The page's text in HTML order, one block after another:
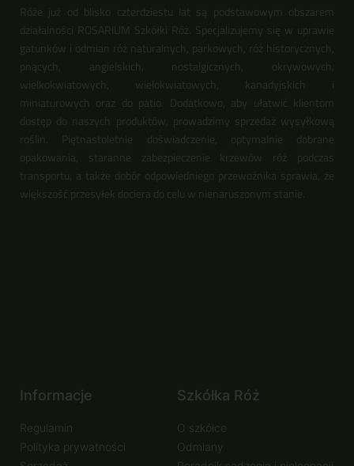
Róże już od blisko czterdziestu lat są podstawowym obszarem
działalności ROSARIUM Szkółki Róż. Specjalizujemy się w uprawie
gatunków i odmian róż naturalnych, parkowych, róż historycznych,
pnących, angielskich, nostalgicznych, okrywowych,
wielkokwiatowych, wielokwiatowych, kanadyjskich i
miniaturowych oraz do patio. Dodatkowo, aby ułatwić klientom
dostęp do naszych produktów, prowadzimy sprzedaż wysyłkową
roślin. Piętnastoletnie doświadczenie, optymalnie dobrane
opakowania, staranne zabezpieczenie krzewów róż podczas
transportu, a także dobór odpowiedniego przewoźnika sprawia, że
większość przesyłek dociera do celu w nienaruszonym stanie.
Informacje
Regulamin
Polityka prywatności
Szkółka Róż
O szkółce
Odmiany